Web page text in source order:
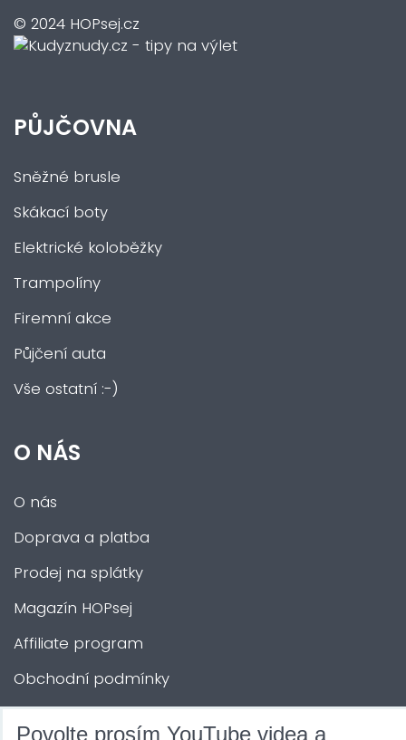
© 2024 HOPsej.cz
PŮJČOVNA
Sněžné brusle
Skákací boty
Elektrické koloběžky
Trampolíny
Firemní akce
Půjčení auta
Vše ostatní :-)
O NÁS
O nás
Doprava a platba
Prodej na splátky
Magazín HOPsej
Affiliate program
Obchodní podmínky
Povolte prosím YouTube videa a